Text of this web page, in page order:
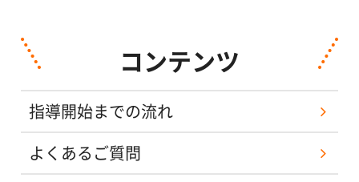
コンテンツ
指導開始までの流れ
よくあるご質問